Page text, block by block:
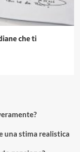
che ti
una stima realistica